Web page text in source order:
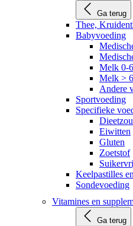
Ga terug
Thee,
Babyvoeding
Melk 0-
Melk >
Andere
Sportvoeding
Specifieke
Eiwitten
Gluten
Zoetstof
Keelpastilles
Sondevoeding
Vitamines en
Ga terug